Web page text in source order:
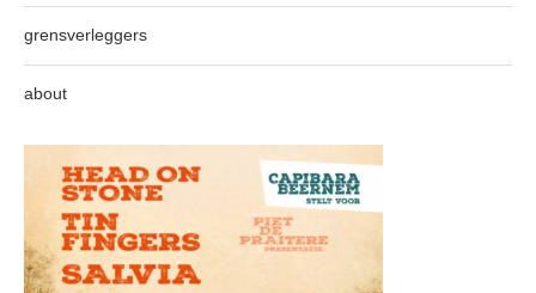
grensverleggers
about